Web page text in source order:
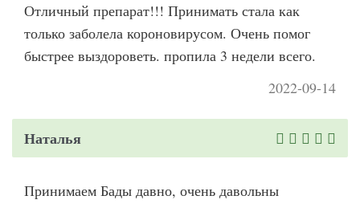
Отличный препарат!!! Принимать стала как
только заболела короновирусом. Очень помог
быстрее выздороветь. пропила 3 недели всего.
2022-09-14
Наталья
Принимаем Бады давно, очень давольны